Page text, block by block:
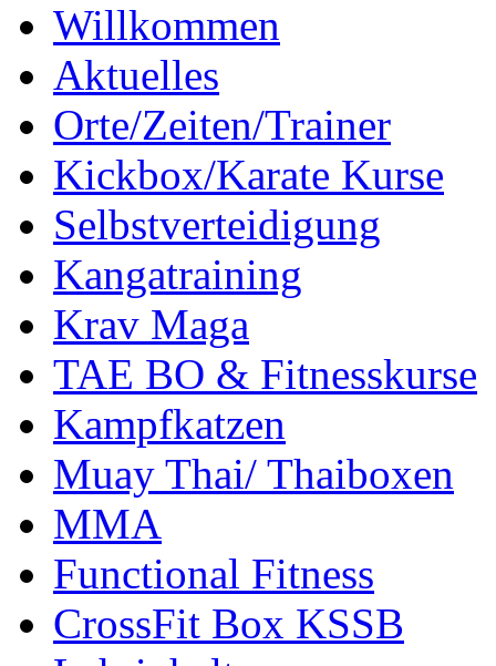
Willkommen
Aktuelles
Orte/Zeiten/Trainer
Kickbox/Karate Kurse
Selbstverteidigung
Kangatraining
Krav Maga
TAE BO & Fitnesskurse
Kampfkatzen
Muay Thai/ Thaiboxen
MMA
Functional Fitness
CrossFit Box KSSB